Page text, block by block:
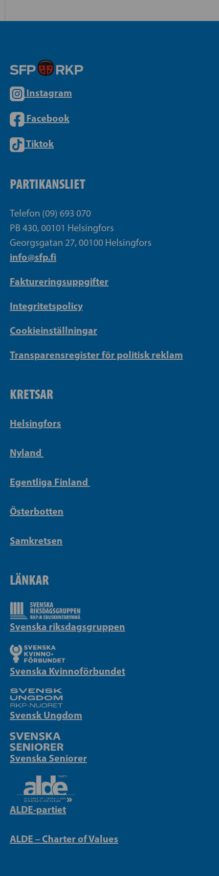
Instagram
Facebook
Tiktok
PARTIKANSLIET
Telefon (09) 693 070
PB 430, 00101 Helsingfors
Georgsgatan 27, 00100 Helsingfors
info@sfp.fi
Faktureringsuppgifter
Integritetspolicy
Cookieinställningar
Transparensregister för politisk reklam
KRETSAR
Helsingfors
Nyland
Egentliga Finland
Österbotten
Samkretsen
LÄNKAR
Svenska riksdagsgruppen
Svenska Kvinnoförbundet
Svensk Ungdom
Svenska Seniorer
ALDE-partiet
ALDE – Charter of Values